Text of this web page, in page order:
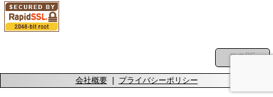
会社概要| プライバシーポリシー